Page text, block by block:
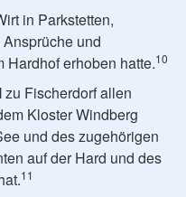
in Parkstetten,
und
Hardhof erhoben hatte.10
zu Fischerdorf allen
Kloster Windberg
und des zugehörigen
auf der Hard und des
11